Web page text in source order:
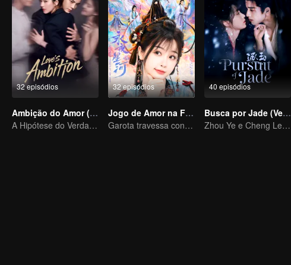
32 episódios
Ambição do Amor (Versão em Inglês)
A Hipótese do Verdadeiro Amor entre Zhao Lusi e Chen Weiting
32 episódios
Jogo de Amor na Fantasia Oriental(English Ver.)
Garota travessa conquista a melancólica.
40 episódios
Busca por Jade (Versão em Inglês)
Zhou Ye e Cheng Lei, os jovens generais que protegem o país